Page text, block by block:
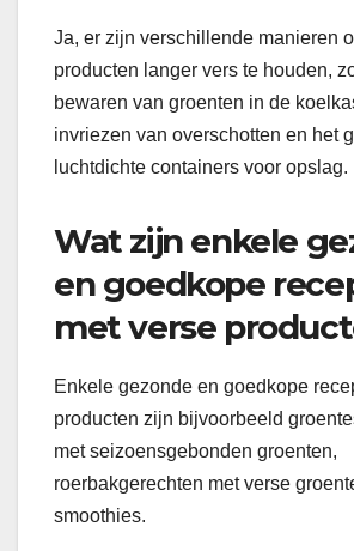
Ja, er zijn verschillende manieren
producten langer vers te houden,
bewaren van groenten in de
invriezen van overschotten en het
luchtdichte containers voor opslag.
Wat zijn enkele
en goedkope
met verse
Enkele gezonde en goedkope
producten zijn bijvoorbeeld
met seizoensgebonden groenten,
roerbakgerechten met verse
smoothies.